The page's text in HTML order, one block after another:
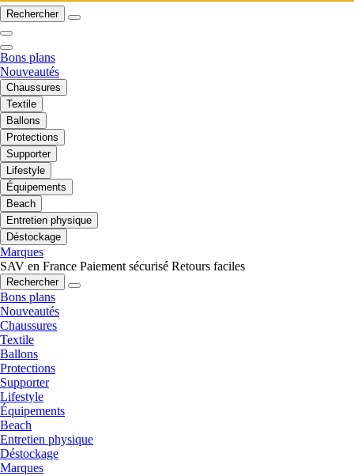
Rechercher
Bons plans
Nouveautés
Chaussures
Textile
Ballons
Protections
Supporter
Lifestyle
Équipements
Beach
Entretien physique
Déstockage
Marques
SAV en France Paiement sécurisé Retours faciles
Rechercher
Bons plans
Nouveautés
Chaussures
Textile
Ballons
Protections
Supporter
Lifestyle
Équipements
Beach
Entretien physique
Déstockage
Marques